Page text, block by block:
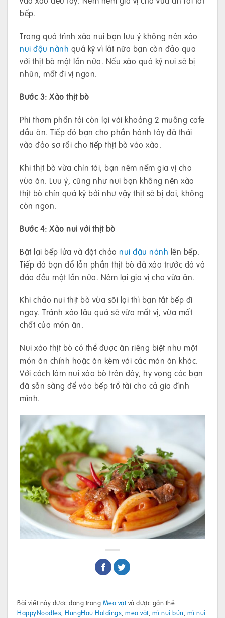
bếp.
Trong quá trình xào nui bạn lưu ý không nên xào
nui đậu nành quá kỹ vì lát nữa bạn còn đảo qua
với thịt bò một lần nữa. Nếu xào quá kỹ nui sẽ bị
nhũn, mất đi vị ngon.
Bước 3: Xào thịt bò
Phi thơm phần tỏi còn lại với khoảng 2 muỗng cafe
dầu ăn. Tiếp đó bạn cho phần hành tây đã thái
vào đảo sơ rồi cho tiếp thịt bò vào xào.
Khi thịt bò vừa chín tới, bạn nêm nếm gia vị cho
vừa ăn. Lưu ý, cũng như nui bạn không nên xào
thịt bò chín quá kỹ bởi như vậy thịt sẽ bị dai, không
còn ngon.
Bước 4: Xào nui với thịt bò
Bật lại bếp lửa và đặt chảo nui đậu nành lên bếp.
Tiếp đó bạn đổ lẫn phần thịt bò đã xào trước đó và
đảo đều một lần nữa. Nêm lại gia vị cho vừa ăn.
Khi chảo nui thịt bò vừa sôi lại thì bạn tắt bếp đi
ngay. Tránh xào lâu quá sẽ vừa mất vị, vừa mất
chất của món ăn.
Nui xào thịt bò có thể được ăn riêng biệt như một
món ăn chính hoặc ăn kèm với các món ăn khác.
Với cách làm nui xào bò trên đây, hy vọng các bạn
đã sẵn sàng để vào bếp trổ tài cho cả gia đình
mình.
Bài viết này được đăng trong Mẹo vặtvà được gắn thẻ
HappyNoodles ,HungHau Holdings ,mẹo vặt, mì nui bún mì nui